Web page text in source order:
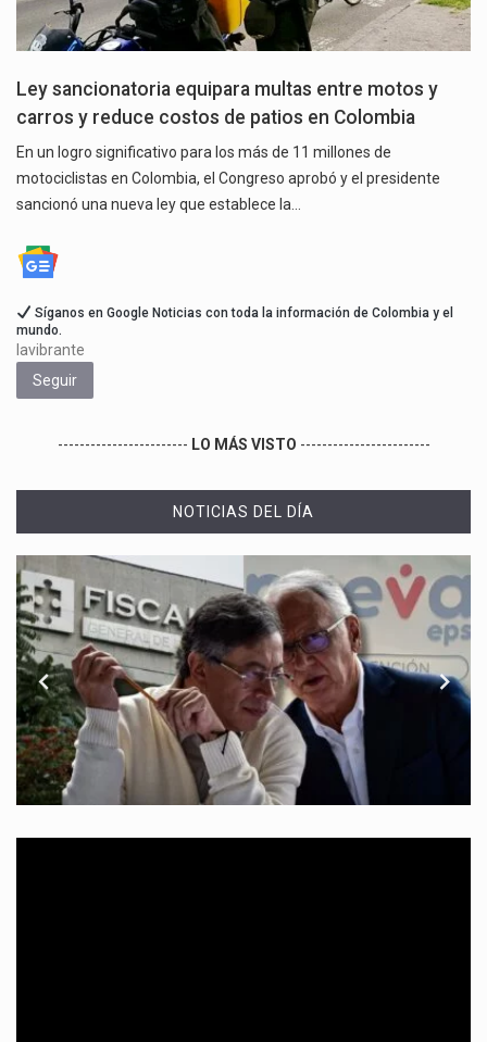
Ley sancionatoria equipara multas entre motos y
carros y reduce costos de patios en Colombia
En un logro significativo para los más de 11 millones de
motociclistas en Colombia, el Congreso aprobó y el presidente
sancionó una nueva ley que establece la…
Síganos en Google Noticias con toda la información de Colombia y el
mundo.
lavibrante
Seguir
------------------------ LO MÁS VISTO ------------------------
NOTICIAS DEL DÍA